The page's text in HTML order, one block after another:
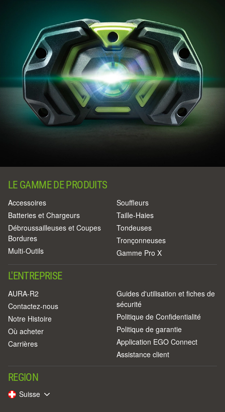
LE GAMME DE PRODUITS
Accessoires
Batteries et Chargeurs
Débroussailleuses et Coupes
Bordures
Multi-Outils
Souffleurs
Taille-Haies
Tondeuses
Tronçonneuses
Gamme Pro X
L'ENTREPRISE
AURA-R2
Contactez-nous
Notre Histoire
Où acheter
Carrières
Guides d'utilisation et fiches de
sécurité
Politique de Confidentialité
Politique de garantie
Application EGO Connect
Assistance client
REGION
Suisse